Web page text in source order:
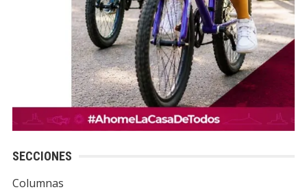
SECCIONES
Columnas